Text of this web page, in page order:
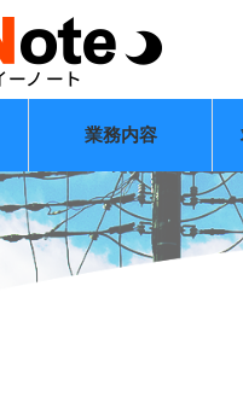
業務内容